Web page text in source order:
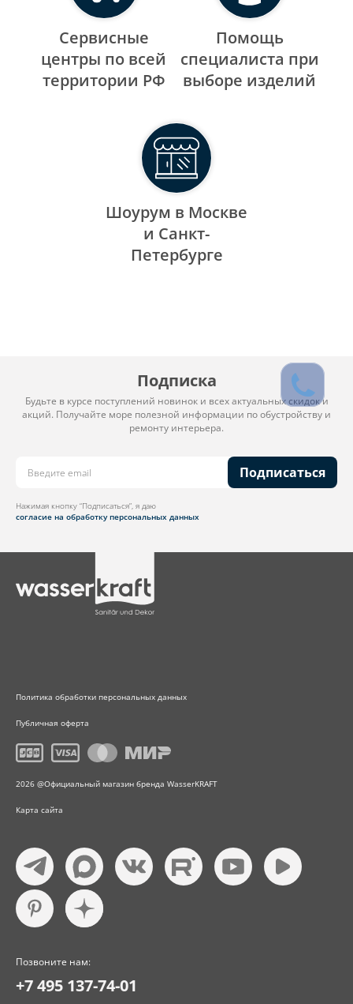
Сервисные
центры по всей
территории РФ
Помощь
специалиста при
выборе изделий
Шоурум в Москве
и Санкт-
Петербурге
Подписка
Будьте в курсе поступлений новинок и всех актуальных скидок и
акций. Получайте море полезной информации по обустройству и
ремонту интерьера.
Подписаться
Нажимая кнопку “Подписаться”, я даю
согласие на обработку персональных данных
Политика обработки персональных данных
Публичная оферта
2026 @Официальный магазин бренда WasserKRAFT
Карта сайта
Позвоните нам:
+7 495 137-74-01